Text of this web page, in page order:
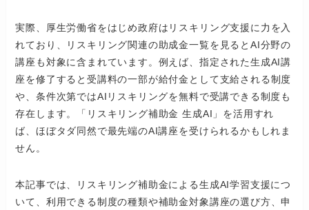
実際、厚生労働省をはじめ政府はリスキリング支援に力を入
れており、リスキリング関連の助成金一覧を見るとAI分野の
講座も対象に含まれています。例えば、指定された生成AI講
座を修了すると受講料の一部が給付金として支給される制度
や、条件次第ではAIリスキリングを無料で受講できる制度も
存在します。「リスキリング補助金 生成AI」を活用すれ
ば、ほぼタダ同然で最先端のAI講座を受けられるかもしれま
せん。
本記事では、リスキリング補助金による生成AI学習支援につ
いて、利用できる制度の種類や補助金対象講座の選び方、申